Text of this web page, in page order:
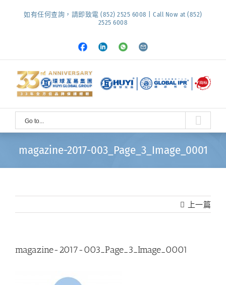
如有任何查詢，請即致電 (852) 2525 6008 | Call Now at (852)
2525 6008
Facebook
LinkedInWhatsapp
Email
Go to...
magazine-2017-003_Page_3_Image_0001
上一篇
magazine-2017-003_Page_3_Image_0001